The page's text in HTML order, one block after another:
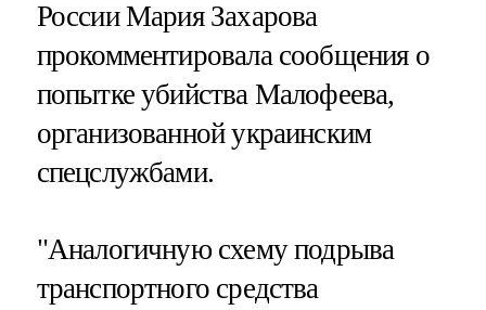
России Мария Захарова
прокомментировала сообщения о
попытке убийства Малофеева,
организованной украинским
спецслужбами.
"Аналогичную схему подрыва
транспортного средства